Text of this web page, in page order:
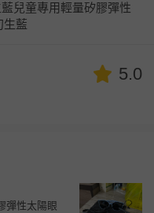
兒童專用輕量矽膠彈性
生藍
5.0
彈性太陽眼